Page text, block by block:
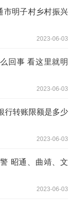
市明子村乡村振兴
2023-06-03
回事 看这里就明
2023-06-03
行转账限额是多少
2023-06-03
昭通、曲靖、文
2023-06-03